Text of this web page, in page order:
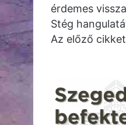
érdemes
Stég
Az előző